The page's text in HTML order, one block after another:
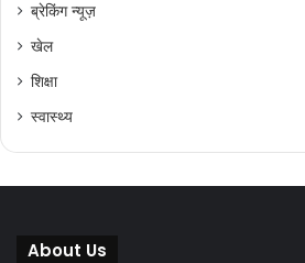
ब्रेकिंग न्यूज़
खेल
शिक्षा
स्वास्थ्य
About Us